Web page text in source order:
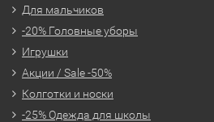
Для мальчиков
-20% Головные уборы
Игрушки
Акции / Sale -50%
Колготки и носки
-25% Одежда для школы